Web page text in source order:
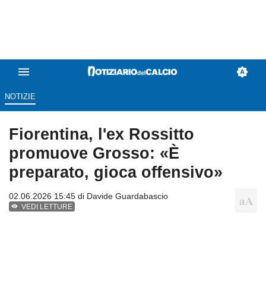
NOTIZIE
Fiorentina, l'ex Rossitto
promuove Grosso: «È
preparato, gioca offensivo»
02.06.2026 15:45 di Davide Guardabascio
VEDI LETTURE